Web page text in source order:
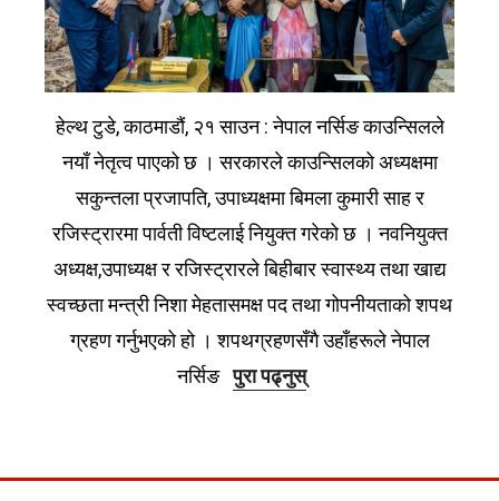
हेल्थ टुडे, काठमाडौं, २१ साउन : नेपाल नर्सिङ काउन्सिलले
नयाँ नेतृत्व पाएको छ । सरकारले काउन्सिलको अध्यक्षमा
सकुन्तला प्रजापति, उपाध्यक्षमा बिमला कुमारी साह र
रजिस्ट्रारमा पार्वती विष्टलाई नियुक्त गरेको छ । नवनियुक्त
अध्यक्ष,उपाध्यक्ष र रजिस्ट्रारले बिहीबार स्वास्थ्य तथा खाद्य
स्वच्छता मन्त्री निशा मेहतासमक्ष पद तथा गोपनीयताको शपथ
ग्रहण गर्नुभएको हो । शपथग्रहणसँगै उहाँहरूले नेपाल
नर्सिङपुरा पढ्नुस्